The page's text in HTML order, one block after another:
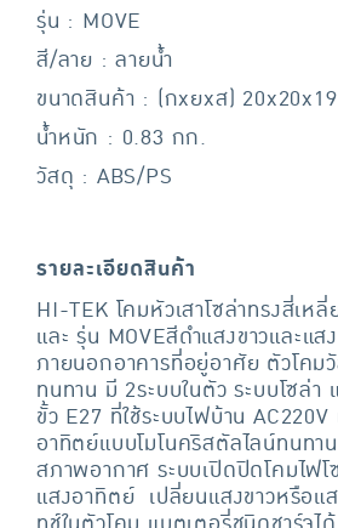
รุ่น : MOVE
สี/ลาย : ลายน้ำ
ขนาดสินค้า : (กxยxส)
น้ำหนัก : 0.83 กก.
วัสดุ : ABS/PS
รายละเอียดสินค้า
HI-TEK โคมหัวเสาโซล่าทรงสี่เห
และ รุ่น MOVEสีดำแสงขาวและแ
ภายนอกอาคารที่อยู่อาศัย ตัวโคม
ทนทาน มี 2ระบบในตัว ระบบโซล่า
ขั้ว E27 ที่ใช้ระบบไฟบ้าน
อาทิตย์แบบโมโนคริสตัลไลน์ทนทา
สภาพอากาศ ระบบเปิดปิดโคมไฟ
แสงอาทิตย์ เปลี่ยนแสงขาวหรือแ